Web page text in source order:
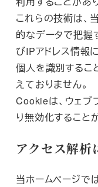
これらの技術は、
的なデータで把握
びIPアドレス情報
個人を識別するこ
えておりません。
Cookieは、ウェブ
り無効化すること
アクセス解析
当ホームページで